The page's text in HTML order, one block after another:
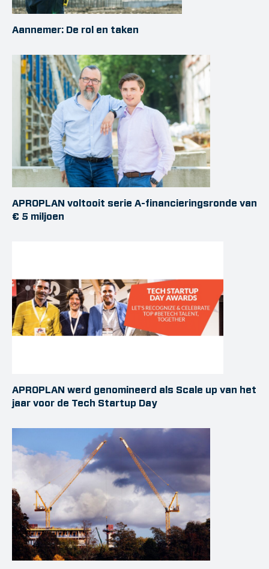
Aannemer: De rol en taken
APROPLAN voltooit serie A-financieringsronde van
€ 5 miljoen
APROPLAN werd genomineerd als Scale up van het
jaar voor de Tech Startup Day